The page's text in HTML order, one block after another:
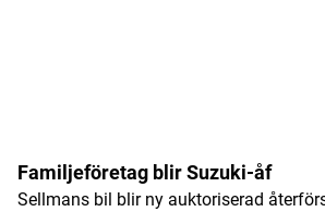
Familjeföretag blir Suzuki-åf
Sellmans bil blir ny auktoriserad